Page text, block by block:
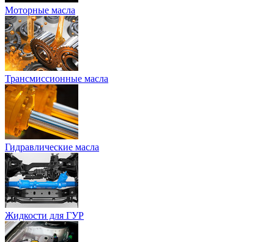
Моторные масла
Трансмиссионные масла
Гидравлические масла
Жидкости для ГУР